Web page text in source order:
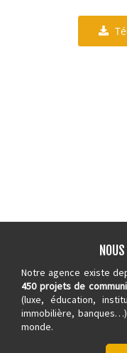
Notre agence existe
450 projets de
(luxe, éducation,
immobilière,
monde.